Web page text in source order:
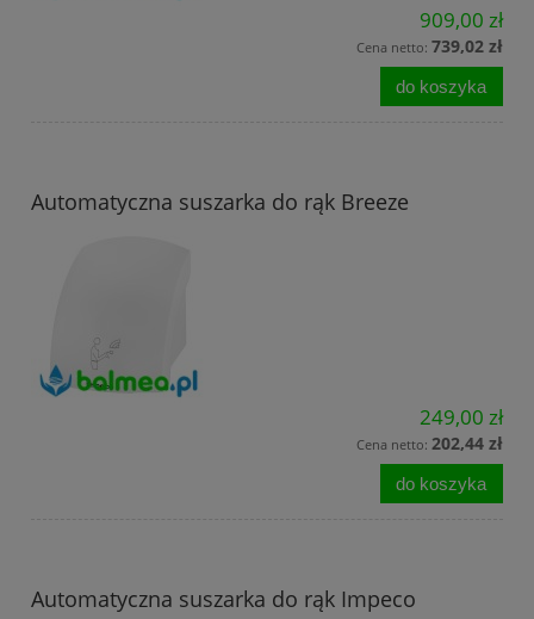
909,00 zł
Cena netto: 739,02 zł
do koszyka
Automatyczna suszarka do rąk Breeze
249,00 zł
Cena netto: 202,44 zł
do koszyka
Automatyczna suszarka do rąk Impeco